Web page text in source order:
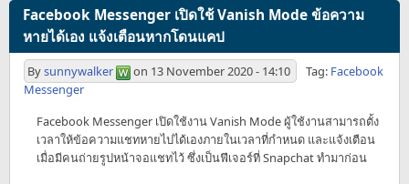
Facebook Messenger เปิดใช้ Vanish Mode ข้อความ
หายได้เอง แจ้งเตือนหากโดนแคป
Bysunnywalker on 13 November 2020 - 14:10 Tag: Facebook
Messenger
Facebook Messenger เปิดใช้งาน Vanish Mode ผู้ใช้งานสามารถตั้ง
เวลาให้ข้อความแชทหายไปได้เองภายในเวลาที่กำหนด และแจ้งเตือน
เมื่อมีคนถ่ายรูปหน้าจอแชทไว้ ซึ่งเป็นฟีเจอร์ที่ Snapchat ทำมาก่อน